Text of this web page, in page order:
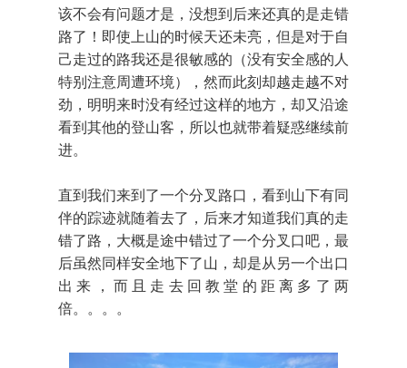
该不会有问题才是，没想到后来还真的是走错
路了！即使上山的时候天还未亮，但是对于自
己走过的路我还是很敏感的（没有安全感的人
特别注意周遭环境），然而此刻却越走越不对
劲，明明来时没有经过这样的地方，却又沿途
看到其他的登山客，所以也就带着疑惑继续前
进。
直到我们来到了一个分叉路口，看到山下有同
伴的踪迹就随着去了，后来才知道我们真的走
错了路，大概是途中错过了一个分叉口吧，最
后虽然同样安全地下了山，却是从另一个出口
出来，而且走去回教堂的距离多了两
倍。。。。